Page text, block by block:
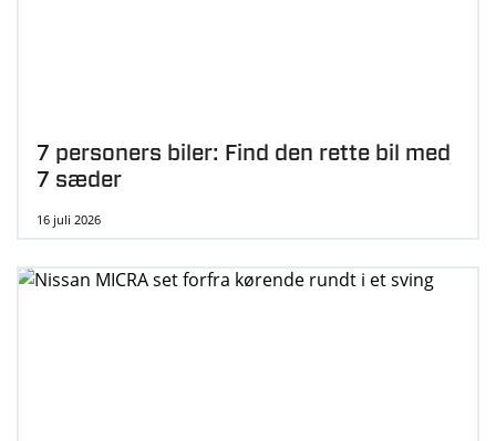
7 personers biler: Find den rette bil med
7 sæder
16 juli 2026